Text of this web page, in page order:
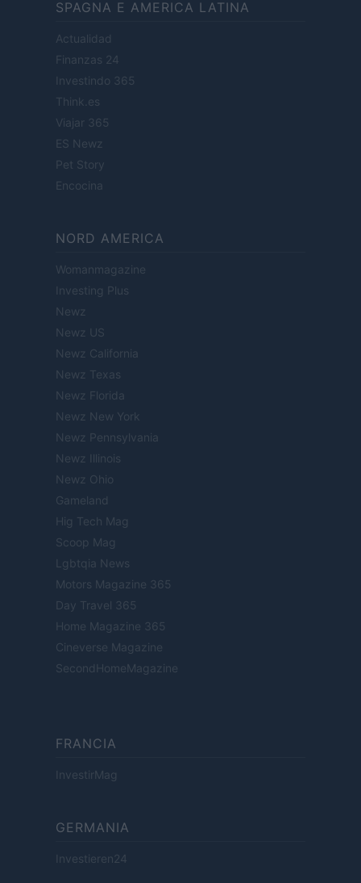
SPAGNA E AMERICA LATINA
Actualidad
Finanzas 24
Investindo 365
Think.es
Viajar 365
ES Newz
Pet Story
Encocina
NORD AMERICA
Womanmagazine
Investing Plus
Newz
Newz US
Newz California
Newz Texas
Newz Florida
Newz New York
Newz Pennsylvania
Newz Illinois
Newz Ohio
Gameland
Hig Tech Mag
Scoop Mag
Lgbtqia News
Motors Magazine 365
Day Travel 365
Home Magazine 365
Cineverse Magazine
SecondHomeMagazine
FRANCIA
InvestirMag
GERMANIA
Investieren24